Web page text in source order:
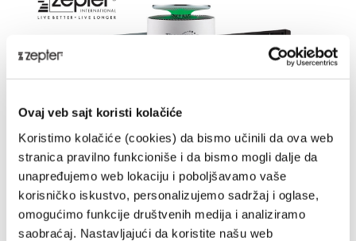
Ovaj veb sajt koristi kolačiće
Koristimo kolačiće (cookies) da bismo učinili da ova web
stranica pravilno funkcioniše i da bismo mogli dalje da
unapređujemo web lokaciju i poboljšavamo vaše
korisničko iskustvo, personalizujemo sadržaj i oglase,
omogućimo funkcije društvenih medija i analiziramo
saobraćaj. Nastavljajući da koristite našu web